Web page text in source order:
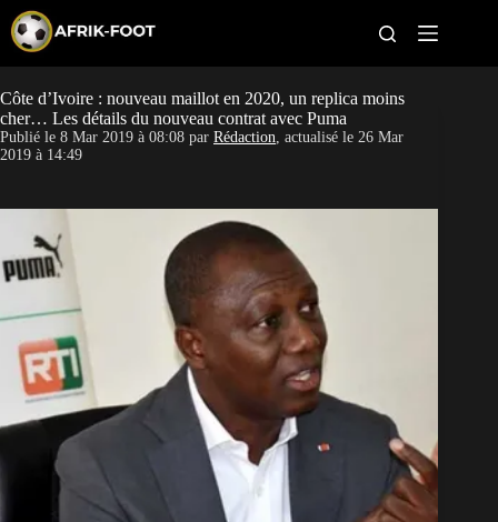
p
o
c
o
e
CAN féminine
Pays
Clubs
Classement
Paris sportifs
Côte d’Ivoire : nouveau maillot en 2020, un replica moins
cher… Les détails du nouveau contrat avec Puma
Publié le 8 Mar 2019 à 08:08 par Rédaction, actualisé le 26 Mar
2019 à 14:49